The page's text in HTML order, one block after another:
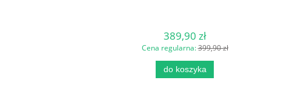
389,90 zł
Cena regularna:399,90 zł
do koszyka